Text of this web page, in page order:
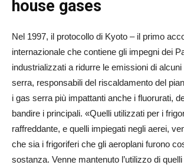
house gases
Nel 1997, il protocollo di Kyoto – il primo
internazionale che contiene gli impegni dei
industrializzati a ridurre le emissioni di
serra, responsabili del riscaldamento del
i gas serra più impattanti anche i fluorurati,
bandire i principali. «Quelli utilizzati per i
raffreddante, e quelli impiegati negli aerei,
che sia i frigoriferi che gli aeroplani furono
sostanza. Venne mantenuto l’utilizzo di